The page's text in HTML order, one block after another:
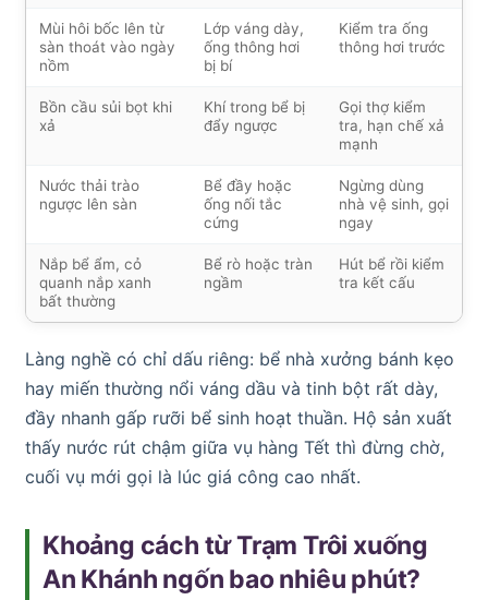
Mùi hôi bốc lên từ
sàn thoát vào ngày
nồm
Lớp váng dày,
ống thông hơi
bị bí
Kiểm tra ống
thông hơi trước
Bồn cầu sủi bọt khi
xả
Khí trong bể bị
đẩy ngược
Gọi thợ kiểm
tra, hạn chế xả
mạnh
Nước thải trào
ngược lên sàn
Bể đầy hoặc
ống nối tắc
cứng
Ngừng dùng
nhà vệ sinh, gọi
ngay
Nắp bể ẩm, cỏ
quanh nắp xanh
bất thường
Bể rò hoặc tràn
ngầm
Hút bể rồi kiểm
tra kết cấu
Làng nghề có chỉ dấu riêng: bể nhà xưởng bánh kẹo
hay miến thường nổi váng dầu và tinh bột rất dày,
đầy nhanh gấp rưỡi bể sinh hoạt thuần. Hộ sản xuất
thấy nước rút chậm giữa vụ hàng Tết thì đừng chờ,
cuối vụ mới gọi là lúc giá công cao nhất.
Khoảng cách từ Trạm Trôi xuống
An Khánh ngốn bao nhiêu phút?